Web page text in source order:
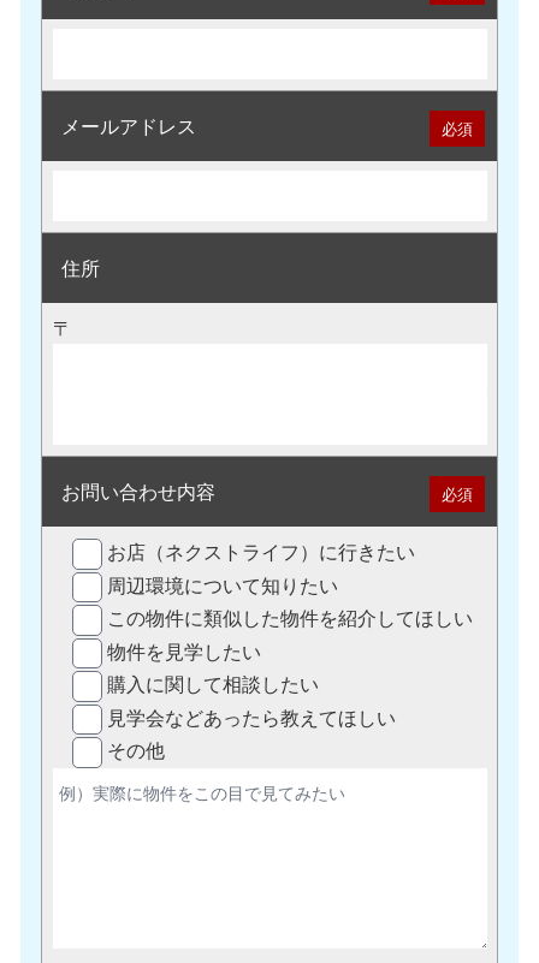
メールアドレス 必須
住所
〒
お問い合わせ内容 必須
お店（ネクストライフ）に行きたい
周辺環境について知りたい
この物件に類似した物件を紹介してほしい
物件を見学したい
購入に関して相談したい
見学会などあったら教えてほしい
その他